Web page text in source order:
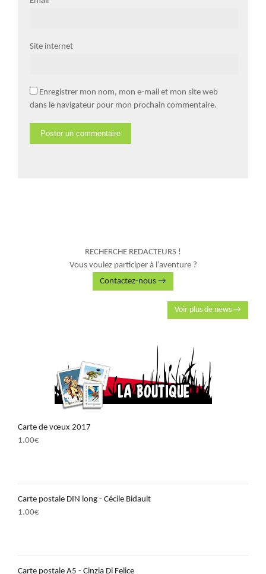
Site internet
Enregistrer mon nom, mon e-mail et mon site web
dans le navigateur pour mon prochain commentaire.
RECHERCHE REDACTEURS !
Vous voulez participer à l’aventure ?
Contactez-nous →
Voir plus de news →
Carte de vœux 2017
1.00€
Carte postale DIN long - Cécile Bidault
1.00€
Carte postale A5 - Cinzia Di Felice